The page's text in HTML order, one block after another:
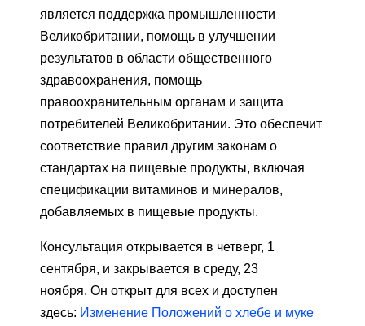
является поддержка промышленности
Великобритании, помощь в улучшении
результатов в области общественного
здравоохранения, помощь
правоохранительным органам и защита
потребителей Великобритании. Это обеспечит
соответствие правил другим законам о
стандартах на пищевые продукты, включая
спецификации витаминов и минералов,
добавляемых в пищевые продукты.
Консультация открывается в четверг, 1
сентября, и закрывается в среду, 23
ноября. Он открыт для всех и доступен
здесь: Изменение Положений о хлебе и муке